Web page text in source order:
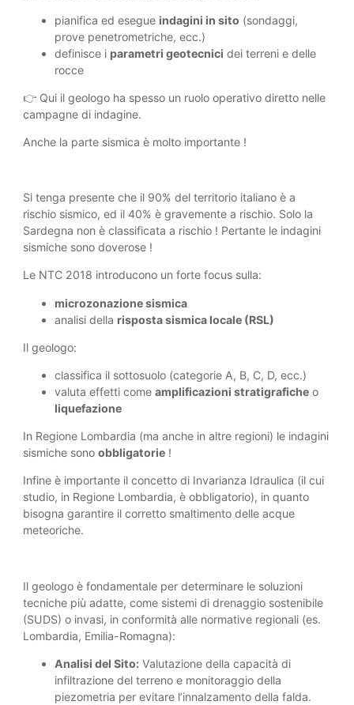
pianifica ed esegue indagini in sito (sondaggi,
prove penetrometriche, ecc.)
definisce i parametri geotecnici dei terreni e delle
rocce
👉 Qui il geologo ha spesso un ruolo operativo diretto nelle
campagne di indagine.
Anche la parte sismica è molto importante !
Si tenga presente che il 90% del territorio italiano è a
rischio sismico, ed il 40% è gravemente a rischio. Solo la
Sardegna non è classificata a rischio ! Pertante le indagini
sismiche sono doverose !
Le NTC 2018 introducono un forte focus sulla:
microzonazione sismica
analisi della risposta sismica locale (RSL)
Il geologo:
classifica il sottosuolo (categorie A, B, C, D, ecc.)
valuta effetti comeamplificazioni stratigrafiche o
liquefazione
In Regione Lombardia (ma anche in altre regioni) le indagini
sismiche sonoobbligatorie !
Infine è importante il concetto di Invarianza Idraulica (il cui
studio, in Regione Lombardia, è obbligatorio), in quanto
bisogna garantire il corretto smaltimento delle acque
meteoriche.
Il geologo è fondamentale per determinare le soluzioni
tecniche più adatte, come sistemi di drenaggio sostenibile
(SUDS) o invasi, in conformità alle normative regionali (es.
Lombardia, Emilia-Romagna):
Analisi del Sito: Valutazione della capacità di
infiltrazione del terreno e monitoraggio della
piezometria per evitare l’innalzamento della falda.